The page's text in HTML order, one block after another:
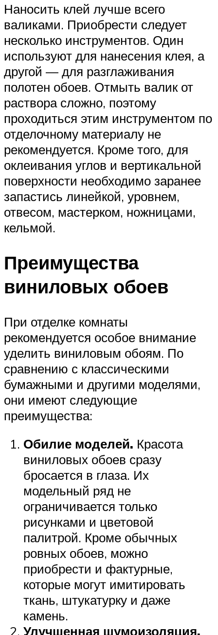
Наносить клей лучше всего
валиками. Приобрести следует
несколько инструментов. Один
используют для нанесения клея, а
другой — для разглаживания
полотен обоев. Отмыть валик от
раствора сложно, поэтому
проходиться этим инструментом по
отделочному материалу не
рекомендуется. Кроме того, для
оклеивания углов и вертикальной
поверхности необходимо заранее
запастись линейкой, уровнем,
отвесом, мастерком, ножницами,
кельмой.
Преимущества
виниловых обоев
При отделке комнаты
рекомендуется особое внимание
уделить виниловым обоям. По
сравнению с классическими
бумажными и другими моделями,
они имеют следующие
преимущества:
Обилие моделей. Красота
виниловых обоев сразу
бросается в глаза. Их
модельный ряд не
ограничивается только
рисунками и цветовой
палитрой. Кроме обычных
ровных обоев, можно
приобрести и фактурные,
которые могут имитировать
ткань, штукатурку и даже
камень.
Улучшенная шумоизоляция.